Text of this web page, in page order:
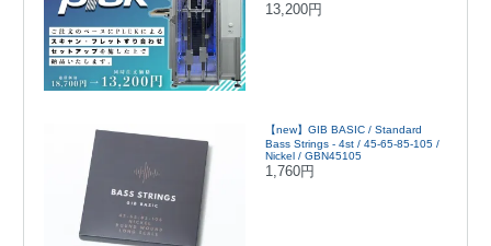
13,200円
【new】GIB BASIC / Standard
Bass Strings - 4st / 45-65-85-105 /
Nickel / GBN45105
1,760円